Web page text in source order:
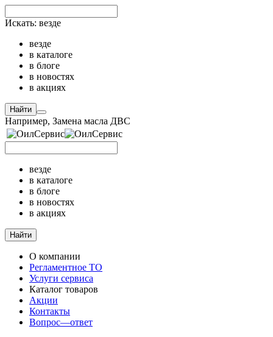
Искать: везде
везде
в каталоге
в блоге
в новостях
в акциях
Найти
Например, Замена масла ДВС
везде
в каталоге
в блоге
в новостях
в акциях
Найти
О компании
Регламентное ТО
Услуги сервиса
Каталог товаров
Акции
Контакты
Вопрос—ответ